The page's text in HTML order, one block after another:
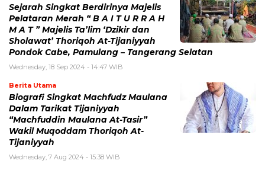
Sejarah Singkat Berdirinya Majelis
Pelataran Merah “ B A I T U R R A H
M A T ” Majelis Ta’lim ‘Dzikir dan
Sholawat’ Thoriqoh At-Tijaniyyah
Pondok Cabe, Pamulang – Tangerang Selatan
Wednesday, 18 Sep 2024 - 14:47 WIB
Berita Utama
Biografi Singkat Machfudz Maulana
Dalam Tarikat Tijaniyyah
“Machfuddin Maulana At-Tasir”
Wakil Muqoddam Thoriqoh At-
Tijaniyyah
Wednesday, 7 Aug 2024 - 15:38 WIB